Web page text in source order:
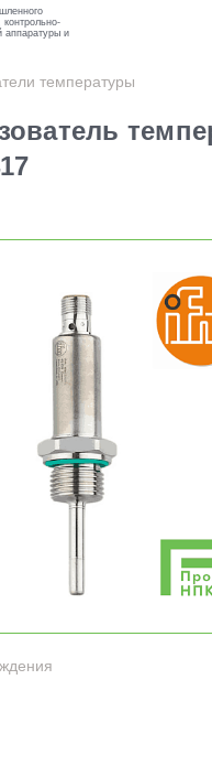
контрольно-
аппаратуры и
температуры